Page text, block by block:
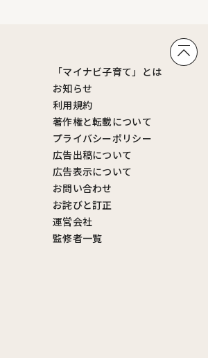
「マイナビ子育て」とは
お知らせ
利用規約
著作権と転載について
プライバシーポリシー
広告出稿について
広告表示について
お問い合わせ
お詫びと訂正
運営会社
監修者一覧